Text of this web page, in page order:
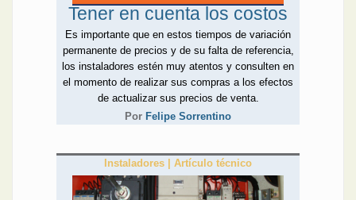
Tener en cuenta los costos
Es importante que en estos tiempos de variación
permanente de precios y de su falta de referencia,
los instaladores estén muy atentos y consulten en
el momento de realizar sus compras a los efectos
de actualizar sus precios de venta.
Por Felipe Sorrentino
Instaladores | Artículo técnico